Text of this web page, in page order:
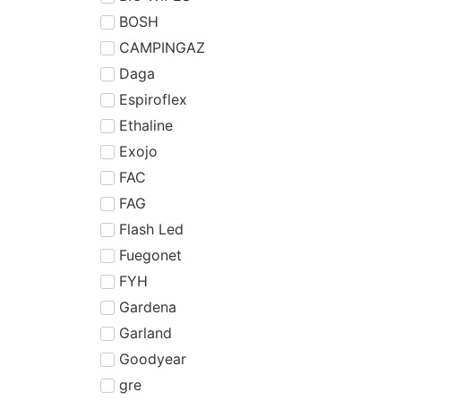
BOSH
CAMPINGAZ
Daga
Espiroflex
Ethaline
Exojo
FAC
FAG
Flash Led
Fuegonet
FYH
Gardena
Garland
Goodyear
gre